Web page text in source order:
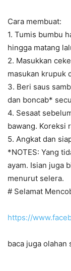
Cara membuat:
1. Tumis bumbu
hingga matang
2. Masukkan
masukan krupuk
3. Beri saus
dan boncab*
4. Sesaat
bawang. Koreksi
5. Angkat dan
*NOTES: Yang
ayam. Isian juga
menurut selera.
# Selamat
https://
baca juga olahan